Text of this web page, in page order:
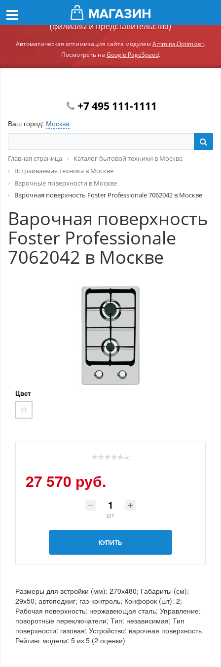
Демонстрационный сайт модуля Ammina.Регионы
(филиалы и представительства)
Автоматическая оптимизация сайта модулем Ammina.Optimizer.
Посмотреть на Google PageSpeed.
+7 495 111-1111
Ваш город: Москва
Главная страница
Каталог бытовой техники в Москве
Встраиваемая техника в Москве
Варочные поверхности в Москве
Варочная поверхность Foster Professionale 7062042 в Москве
Варочная поверхность
Foster Professionale
7062042 в Москве
Цвет
( 0 )
27 570 руб.
шт
КУПИТЬ
Размеры для встройки (мм): 270х480; Габариты (см):
29х50; автоподжиг; газ-контроль; Конфорок (шт): 2;
Рабочая поверхность: нержавеющая сталь; Управление:
поворотные переключатели; Тип: независимая; Тип
поверхности: газовая; Устройство: варочная поверхность
Рейтинг модели: 5 из 5 (2 оценки)